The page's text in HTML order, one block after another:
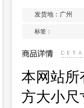
发货地：广州
标签：
本网站所
方大小